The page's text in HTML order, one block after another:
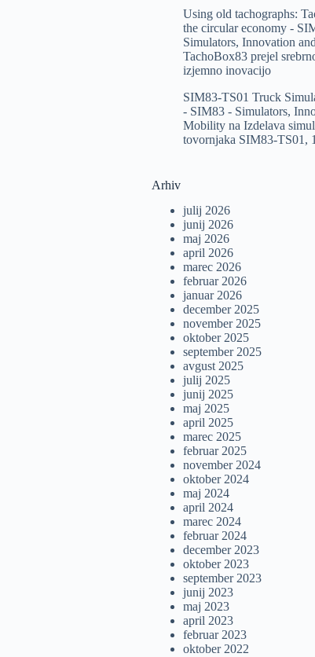
Using old tachographs:
the circular economy -
Simulators, Innovation
TachoBox83 prejel
izjemno inovacijo
SIM83-TS01 Truck
- SIM83 - Simulators,
Mobilityna Izdelava
tovornjaka SIM83-TS01,
Arhiv
julij 2026
junij 2026
maj 2026
april 2026
marec 2026
februar 2026
januar 2026
december 2025
november 2025
oktober 2025
september 2025
avgust 2025
julij 2025
junij 2025
maj 2025
april 2025
marec 2025
februar 2025
november 2024
oktober 2024
maj 2024
april 2024
marec 2024
februar 2024
december 2023
oktober 2023
september 2023
junij 2023
maj 2023
april 2023
februar 2023
oktober 2022